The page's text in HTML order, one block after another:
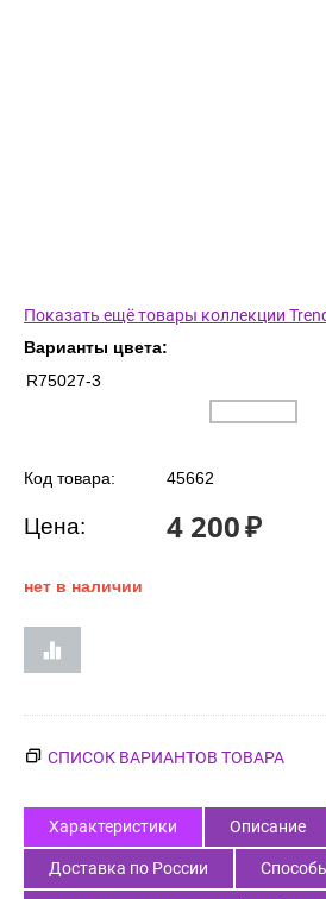
Показать ещё товары коллекции
Варианты цвета:
R75027-3
Код товара: 45662
Цена: 4 200₽
нет в наличии
СПИСОК ВАРИАНТОВ ТОВАРА
Характеристики Описание
Доставка по России